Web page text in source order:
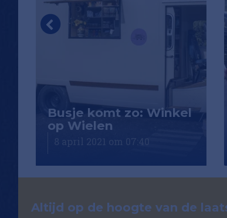
Busje komt zo: Winkel
op Wielen
8 april 2021 om 07:40
Altijd op de hoogte van de